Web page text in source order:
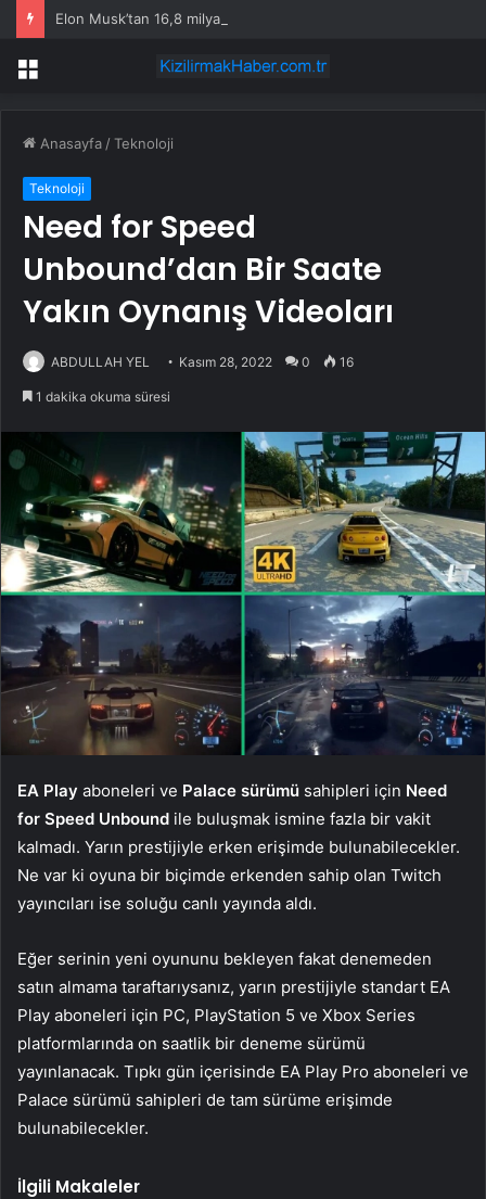
Elon Musk’tan 16,8 milyar dolarlık çip üretim tesisi
Menü
Anasayfa /Teknoloji
Teknoloji
Need for Speed
Unbound’dan Bir Saate
Yakın Oynanış Videoları
ABDULLAH YEL Kasım 28, 2022 0 16
1 dakika okuma süresi
EA Play aboneleri ve Palace sürümü sahipleri için Need
for Speed Unbound ile buluşmak ismine fazla bir vakit
kalmadı. Yarın prestijiyle erken erişimde bulunabilecekler.
Ne var ki oyuna bir biçimde erkenden sahip olan Twitch
yayıncıları ise soluğu canlı yayında aldı.
Eğer serinin yeni oyununu bekleyen fakat denemeden
satın almama taraftarıysanız, yarın prestijiyle standart EA
Play aboneleri için PC, PlayStation 5 ve Xbox Series
platformlarında on saatlik bir deneme sürümü
yayınlanacak. Tıpkı gün içerisinde EA Play Pro aboneleri ve
Palace sürümü sahipleri de tam sürüme erişimde
bulunabilecekler.
İlgili Makaleler